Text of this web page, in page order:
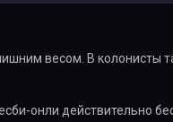
весом. В колонисты
онли действительно